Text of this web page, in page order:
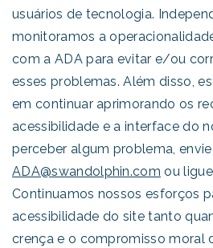
usuários de tecnologia.
monitoramos a
com a ADA para evitar e/ou
esses problemas. Além disso,
em continuar aprimorando os
acessibilidade e a interface do
perceber algum problema,
ADA@swandolphin.com ou
Continuamos nossos esforços
acessibilidade do site tanto
crença e o compromisso moral